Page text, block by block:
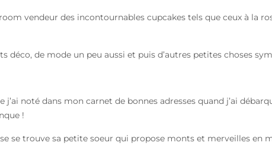
vendeur des incontournables cupcakes tels que ceux à la
déco, de mode un peu aussi et puis d’autres petites choses
j’ai noté dans mon carnet de bonnes adresses quand j’ai
!
se trouve sa petite soeur qui propose monts et merveilles en